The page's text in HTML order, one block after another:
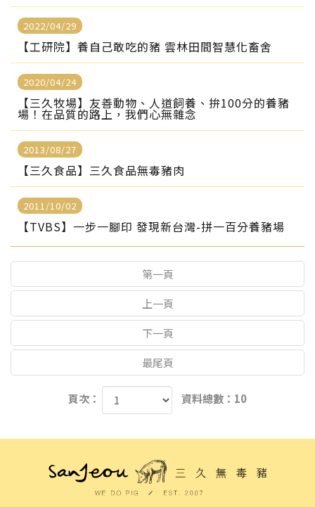
2022/04/29
【工研院】養自己敢吃的豬 雲林田間智慧化畜舍
2020/04/24
【三久牧場】友善動物、人道飼養、拚100分的養豬
場！在品質的路上，我們心無雜念
2013/08/27
【三久食品】三久食品無毒豬肉
2011/10/02
【TVBS】一步一腳印 發現新台灣-拼一百分養豬場
第一頁
上一頁
下一頁
最尾頁
頁次： 資料總數：10